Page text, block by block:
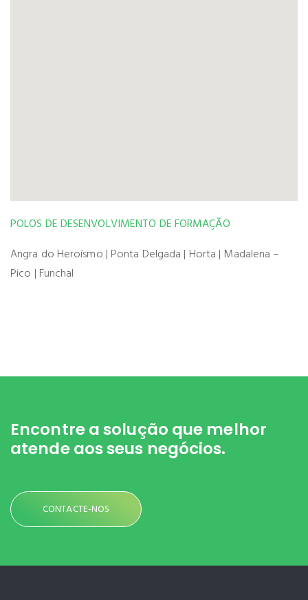
POLOS DE DESENVOLVIMENTO DE FORMAÇÃO
Angra do Heroísmo | Ponta Delgada | Horta | Madalena –
Pico | Funchal
Encontre a solução que melhor
atende aos seus negócios.
CONTACTE-NOS